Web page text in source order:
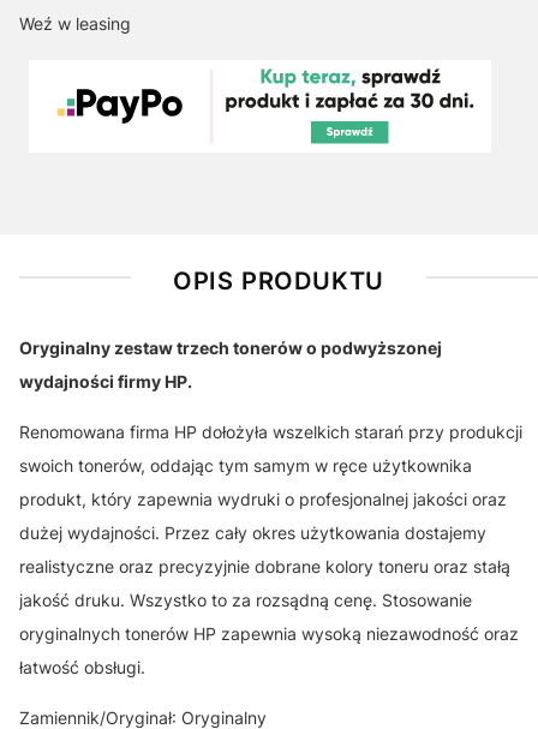
Weź w leasing
OPIS PRODUKTU
Oryginalny zestaw trzech tonerów o podwyższonej
wydajności firmy HP.
Renomowana firma HP dołożyła wszelkich starań przy produkcji
swoich tonerów, oddając tym samym w ręce użytkownika
produkt, który zapewnia wydruki o profesjonalnej jakości oraz
dużej wydajności. Przez cały okres użytkowania dostajemy
realistyczne oraz precyzyjnie dobrane kolory toneru oraz stałą
jakość druku. Wszystko to za rozsądną cenę. Stosowanie
oryginalnych tonerów HP zapewnia wysoką niezawodność oraz
łatwość obsługi.
Zamiennik/Oryginał: Oryginalny